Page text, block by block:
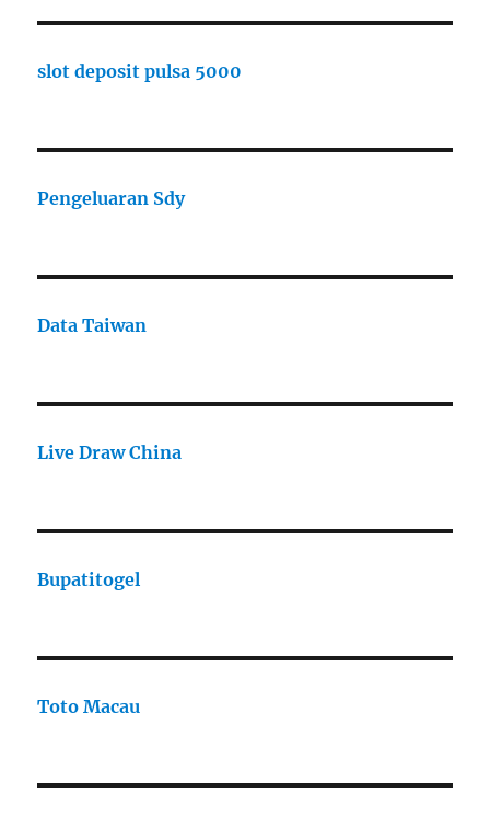
slot deposit pulsa 5000
Pengeluaran Sdy
Data Taiwan
Live Draw China
Bupatitogel
Toto Macau